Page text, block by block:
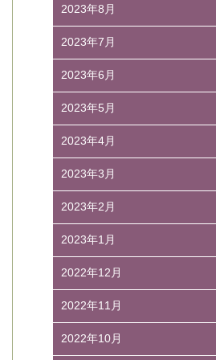
2023年8月
2023年7月
2023年6月
2023年5月
2023年4月
2023年3月
2023年2月
2023年1月
2022年12月
2022年11月
2022年10月